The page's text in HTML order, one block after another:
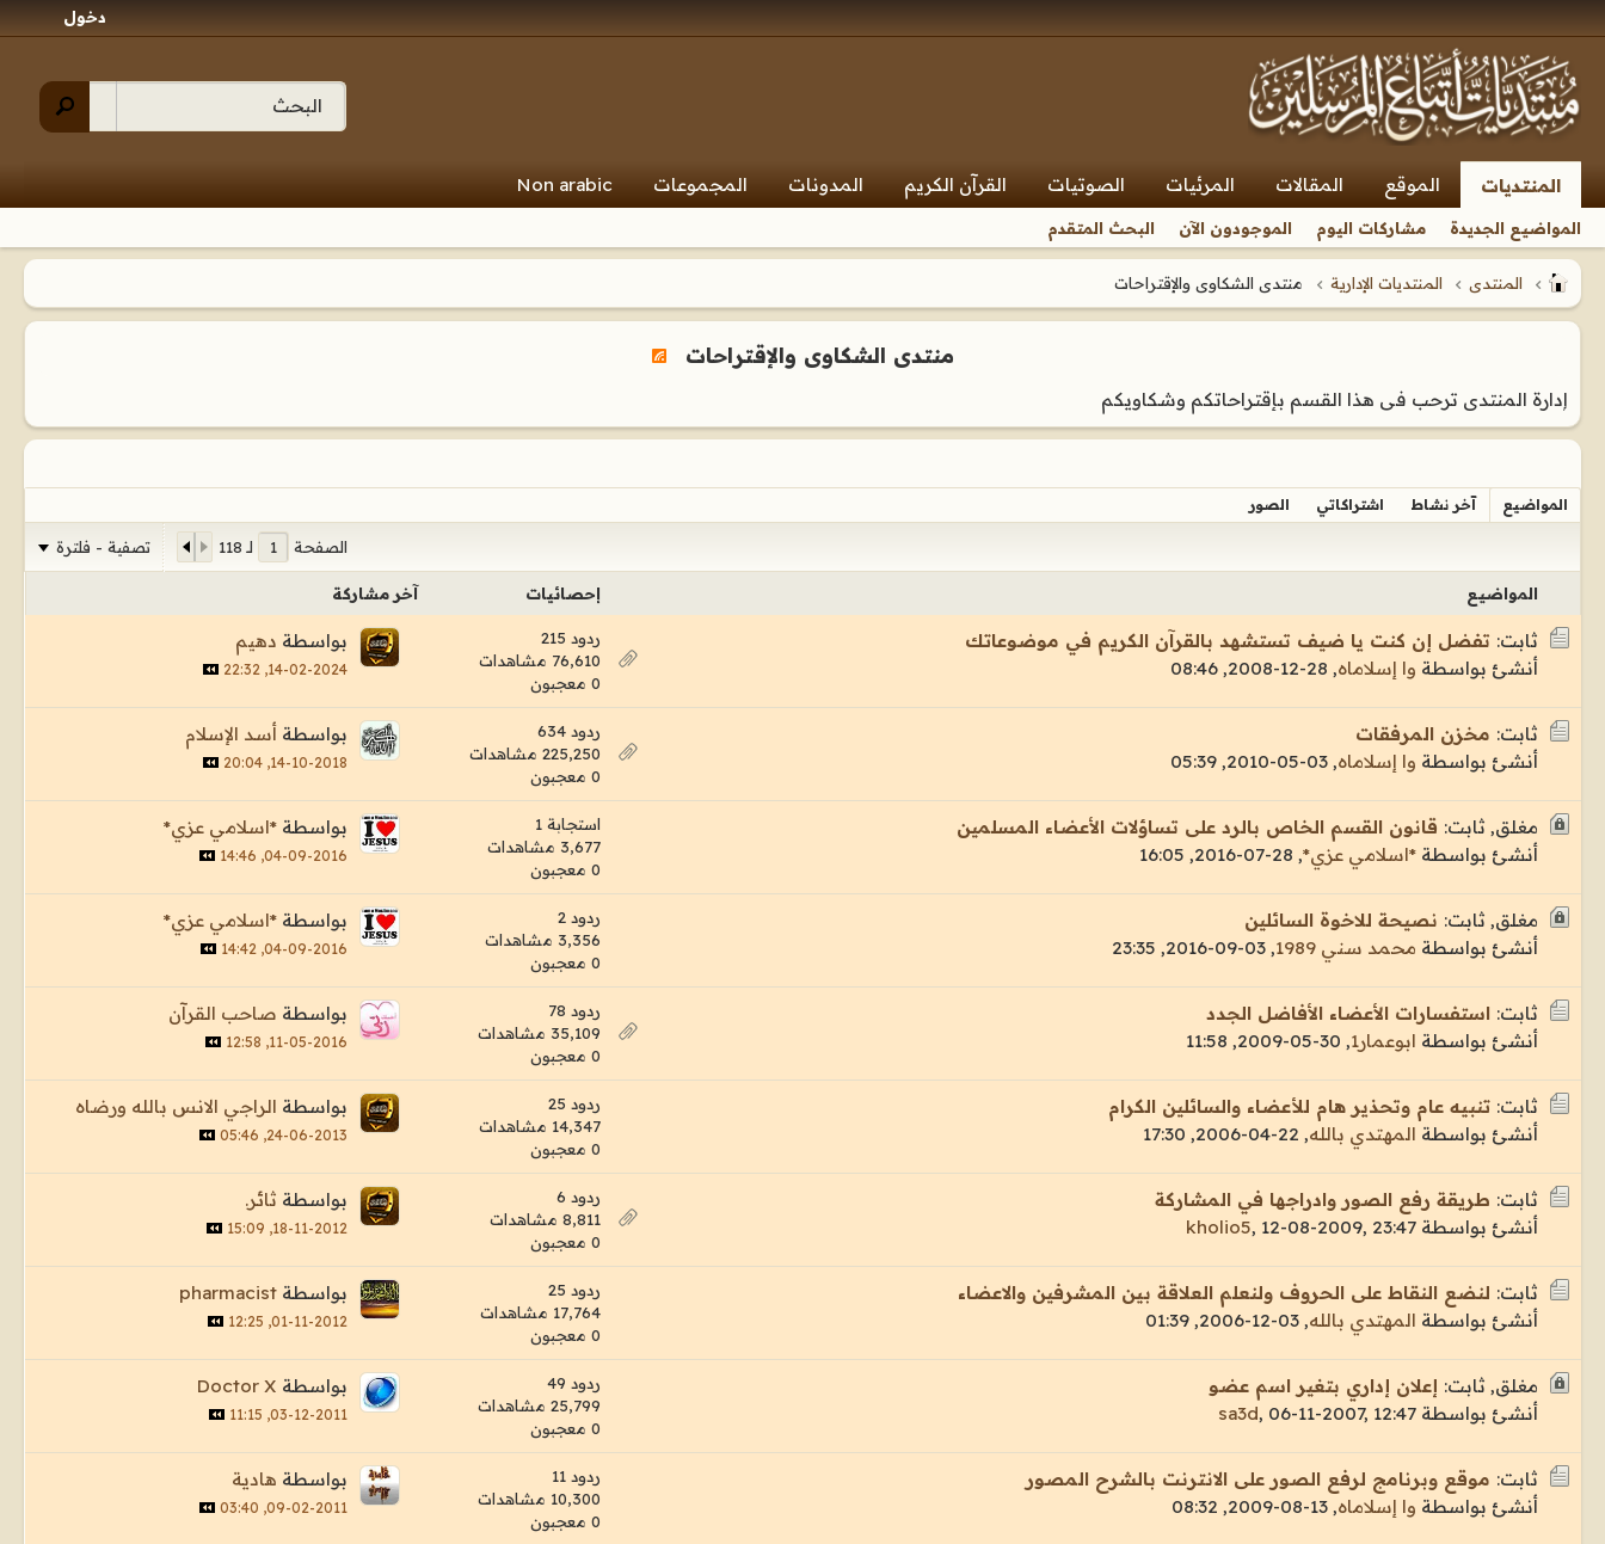
دخول
المنتديات الموقع المقالات المرئيات الصوتيات القرآن الكريم المدونات المجموعات Non arabic
المواضيع الجديدة مشاركات اليوم الموجودون الآن البحث المتقدم
المنتدى المنتديات الإدارية منتدى الشكاوى والإقتراحات
منتدى الشكاوى والإقتراحات
إدارة المنتدى ترحب فى هذا القسم بإقتراحاتكم وشكاويكم
المواضيع آخر نشاط اشتراكاتي الصور
الصفحة لـ 118 تصفية - فلترة
المواضيع إحصائيات آخر مشاركة
ثابت: تفضل إن كنت يا ضيف تستشهد بالقرآن الكريم في موضوعاتك
أنشئ بواسطة وا إسلاماه,
28-12-2008, 08:46
ردود 215
76,610 مشاهدات
0 معجبون
بواسطة دهيم
14-02-2024, 22:32
ثابت: مخزن المرفقات
أنشئ بواسطة وا إسلاماه,
03-05-2010, 05:39
ردود 634
225,250 مشاهدات
0 معجبون
بواسطة أسد الإسلام
14-10-2018, 20:04
مغلق, ثابت: قانون القسم الخاص بالرد على تساؤلات الأعضاء المسلمين
أنشئ بواسطة*اسلامي عزي*,
28-07-2016, 16:05
استجابة 1
3,677 مشاهدات
0 معجبون
بواسطة*اسلامي عزي*
04-09-2016, 14:46
مغلق, ثابت: نصيحة للاخوة السائلين
أنشئ بواسطة محمد سني 1989 ,
03-09-2016, 23:35
ردود 2
3,356 مشاهدات
0 معجبون
بواسطة*اسلامي عزي*
04-09-2016, 14:42
ثابت: استفسارات الأعضاء الأفاضل الجدد
أنشئ بواسطة ابوعمار1 ,
30-05-2009, 11:58
ردود 78
35,109 مشاهدات
0 معجبون
بواسطة صاحب القرآن
11-05-2016, 12:58
ثابت: تنبيه عام وتحذير هام للأعضاء والسائلين الكرام
أنشئ بواسطة المهتدي بالله,
22-04-2006, 17:30
ردود 25
14,347 مشاهدات
0 معجبون
بواسطة الراجي الانس بالله ورضاه
24-06-2013, 05:46
ثابت: طريقة رفع الصور وادراجها في المشاركة
أنشئ بواسطة
kholio5, 12-08-2009, 23:47
ردود 6
8,811 مشاهدات
0 معجبون
بواسطة ثائر.
18-11-2012, 15:09
ثابت: لنضع النقاط على الحروف ولنعلم العلاقة بين المشرفين والاعضاء
أنشئ بواسطة المهتدي بالله,
03-12-2006, 01:39
ردود 25
17,764 مشاهدات
0 معجبون
بواسطةpharmacist
01-11-2012, 12:25
مغلق, ثابت: إعلان إداري بتغير اسم عضو
أنشئ بواسطة
sa3d, 06-11-2007, 12:47
ردود 49
25,799 مشاهدات
0 معجبون
بواسطة Doctor X
03-12-2011, 11:15
ثابت: موقع وبرنامج لرفع الصور على الانترنت بالشرح المصور
أنشئ بواسطة وا إسلاماه,
13-08-2009, 08:32
ردود 11
10,300 مشاهدات
0 معجبون
بواسطة هادية
09-02-2011, 03:40